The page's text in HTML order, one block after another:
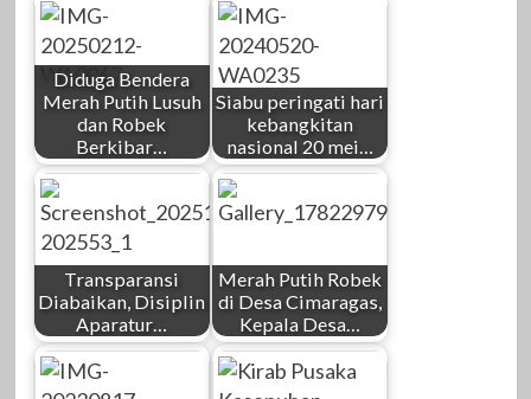
Diduga Bendera
Merah Putih Lusuh
dan Robek
Berkibar…
Siabu peringati hari
kebangkitan
nasional 20 mei…
Transparansi
Diabaikan, Disiplin
Aparatur…
Merah Putih Robek
di Desa Cimaragas,
Kepala Desa…